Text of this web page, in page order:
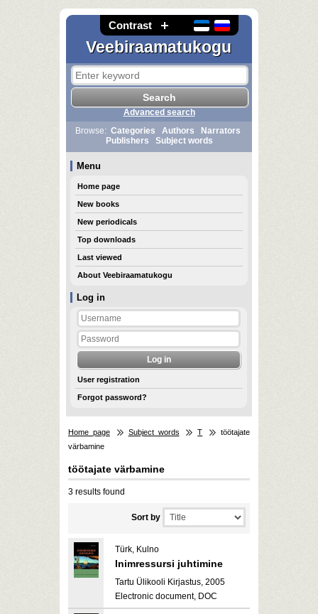
Contrast
Veebiraamatukogu
Log in
User registration
Forgot password?
Advanced search
Browse: Categories Authors
Narrators
Publishers
Subject words
Menu
Home page
New books
New periodicals
Top downloads
Last viewed
About Veebiraamatukogu
Home page Subject words T
töötajate
värbamine
töötajate värbamine
3 results found
Sort by
Türk, Kulno
Inimressursi juhtimine
Tartu Ülikooli Kirjastus, 2005
Electronic document, DOC